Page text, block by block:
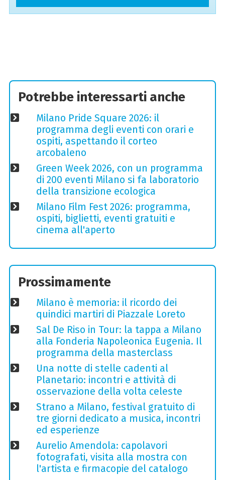
Potrebbe interessarti anche
Milano Pride Square 2026: il
programma degli eventi con orari e
ospiti, aspettando il corteo
arcobaleno
Green Week 2026, con un programma
di 200 eventi Milano si fa laboratorio
della transizione ecologica
Milano Film Fest 2026: programma,
ospiti, biglietti, eventi gratuiti e
cinema all'aperto
Prossimamente
Milano è memoria: il ricordo dei
quindici martiri di Piazzale Loreto
Sal De Riso in Tour: la tappa a Milano
alla Fonderia Napoleonica Eugenia. Il
programma della masterclass
Una notte di stelle cadenti al
Planetario: incontri e attività di
osservazione della volta celeste
Strano a Milano, festival gratuito di
tre giorni dedicato a musica, incontri
ed esperienze
Aurelio Amendola: capolavori
fotografati, visita alla mostra con
l'artista e firmacopie del catalogo